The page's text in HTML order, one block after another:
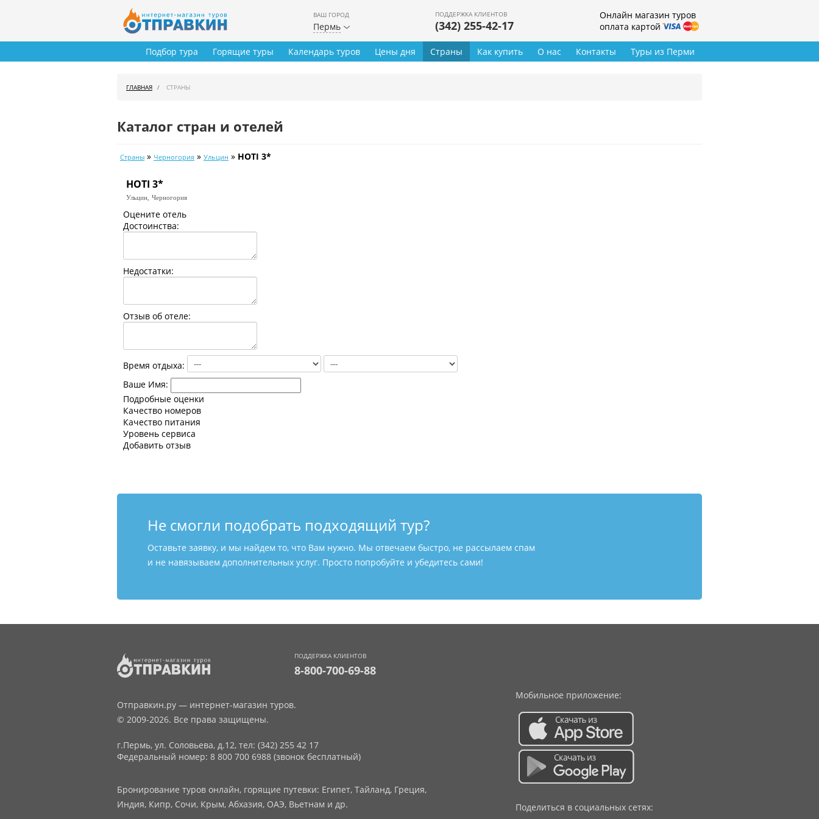
ВАШ ГОРОД
Пермь
ПОДДЕРЖКА КЛИЕНТОВ
(342) 255-42-17
Онлайн магазин туров
оплата картой
Туры из Перми
Подбор тура Горящие туры Календарь туров Цены дня Страны Как купить О нас Контакты
ГЛАВНАЯ СТРАНЫ
Каталог стран и отелей
Страны » Черногория » Ульцин » HOTI 3*
HOTI 3*
Ульцин, Черногория
Оцените отель
Достоинства:
Недостатки:
Отзыв об отеле:
Время отдыха:
Ваше Имя:
Подробные оценки
Качество номеров
Качество питания
Уровень сервиса
Добавить отзыв
Не смогли подобрать подходящий тур?
Оставьте заявку, и мы найдем то, что Вам нужно. Мы отвечаем быстро, не рассылаем спам
и не навязываем дополнительных услуг. Просто попробуйте и убедитесь сами!
ПОДДЕРЖКА КЛИЕНТОВ
8-800-700-69-88
Отправкин.ру — интернет-магазин туров.
© 2009-2026. Все права защищены.
г.Пермь, ул. Соловьева, д.12, тел: (342) 255 42 17
Федеральный номер: 8 800 700 6988 (звонок бесплатный)
Бронирование туров онлайн, горящие путевки: Египет, Тайланд, Греция,
Индия, Кипр, Сочи, Крым, Абхазия, ОАЭ, Вьетнам и др.
Мобильное приложение:
Поделиться в социальных сетях: